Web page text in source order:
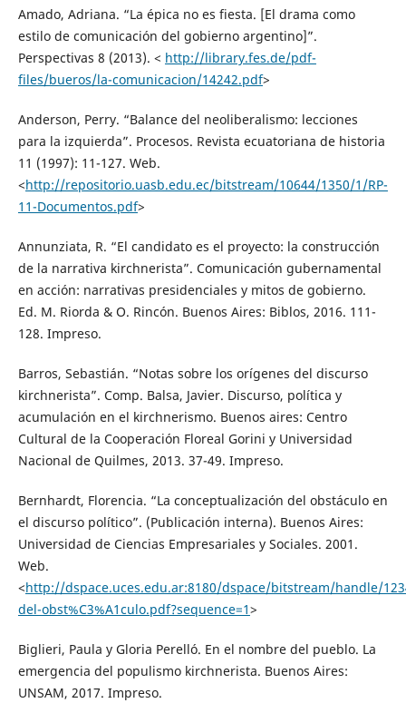
Amado, Adriana. “La épica no es fiesta. [El drama como
estilo de comunicación del gobierno argentino]”.
Perspectivas 8 (2013). < http://library.fes.de/pdf-
files/bueros/la-comunicacion/14242.pdf>
Anderson, Perry. “Balance del neoliberalismo: lecciones
para la izquierda”. Procesos. Revista ecuatoriana de historia
11 (1997): 11-127. Web.
<http://repositorio.uasb.edu.ec/bitstream/10644/1350/1/RP-
11-Documentos.pdf>
Annunziata, R. “El candidato es el proyecto: la construcción
de la narrativa kirchnerista”. Comunicación gubernamental
en acción: narrativas presidenciales y mitos de gobierno.
Ed. M. Riorda & O. Rincón. Buenos Aires: Biblos, 2016. 111-
128. Impreso.
Barros, Sebastián. “Notas sobre los orígenes del discurso
kirchnerista”. Comp. Balsa, Javier. Discurso, política y
acumulación en el kirchnerismo. Buenos aires: Centro
Cultural de la Cooperación Floreal Gorini y Universidad
Nacional de Quilmes, 2013. 37-49. Impreso.
Bernhardt, Florencia. “La conceptualización del obstáculo en
el discurso político”. (Publicación interna). Buenos Aires:
Universidad de Ciencias Empresariales y Sociales. 2001.
Web.
<http://dspace.uces.edu.ar:8180/dspace/bitstream/handle/
del-obst%C3%A1culo.pdf?sequence=1>
Biglieri, Paula y Gloria Perelló. En el nombre del pueblo. La
emergencia del populismo kirchnerista. Buenos Aires:
UNSAM, 2017. Impreso.